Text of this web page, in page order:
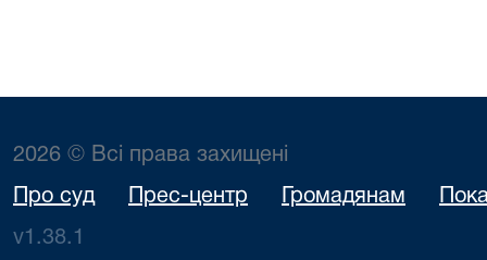
2026 © Всі права захищені
Про суд Прес-центр Громадянам
v1.38.1